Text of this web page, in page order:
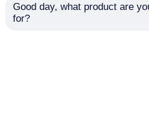
Good day, what product are
for?